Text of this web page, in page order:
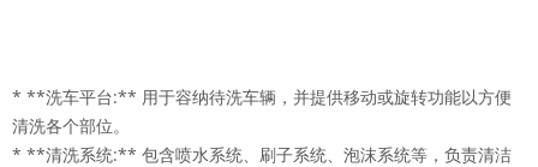
* **洗车平台:** 用于容纳待洗车辆，并提供移动或旋转功能以方便
清洗各个部位。
* **清洗系统:** 包含喷水系统、刷子系统、泡沫系统等，负责清洁